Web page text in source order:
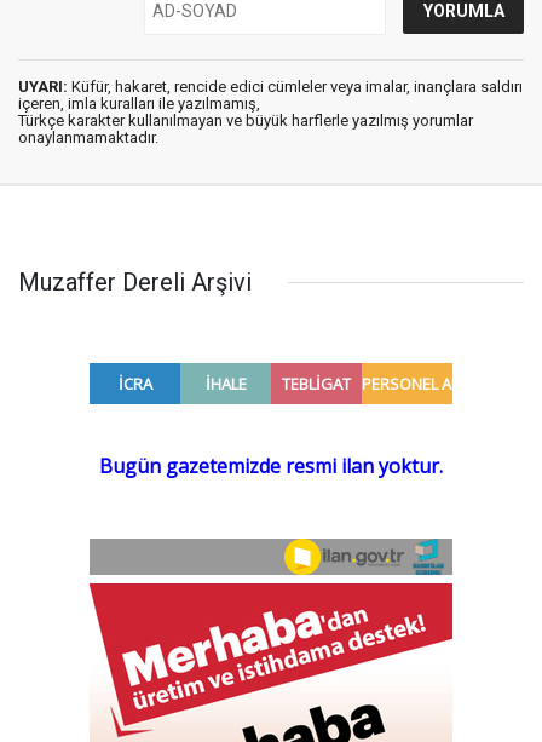
UYARI: Küfür, hakaret, rencide edici cümleler veya imalar, inançlara saldırı
içeren, imla kuralları ile yazılmamış,
Türkçe karakter kullanılmayan ve büyük harflerle yazılmış yorumlar
onaylanmamaktadır.
Muzaffer Dereli Arşivi